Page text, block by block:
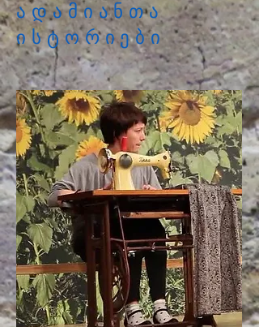
ადამიანთა
ისტორიები